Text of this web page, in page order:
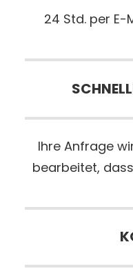
24 Std. per E-
Ihre Anfrage
bearbeitet,